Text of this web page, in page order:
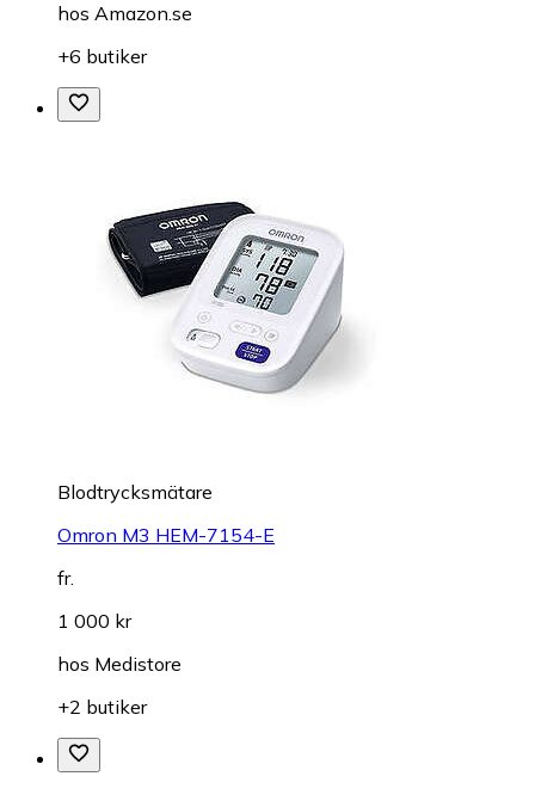
hos Amazon.se
+6 butiker
Blodtrycksmätare
Omron M3 HEM-7154-E
fr.
1 000 kr
hos Medistore
+2 butiker